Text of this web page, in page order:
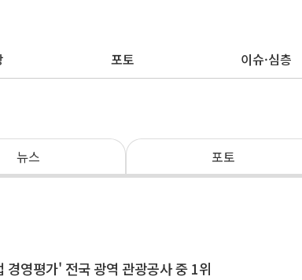
포토 이슈·심층
뉴스 포토
경영평가' 전국 광역 관광공사 중 1위